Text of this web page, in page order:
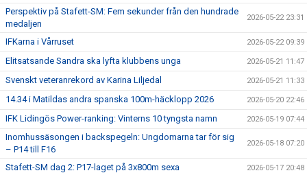
Perspektiv på Stafett-SM: Fem sekunder från den hundrade
medaljen
2026-05-22 23:31
IFKarna i Vårruset 2026-05-22 09:39
Elitsatsande Sandra ska lyfta klubbens unga 2026-05-21 11:47
Svenskt veteranrekord av Karina Liljedal 2026-05-21 11:33
14.34 i Matildas andra spanska 100m-häcklopp 2026 2026-05-20 22:46
IFK Lidingös Power-ranking: Vinterns 10 tyngsta namn 2026-05-19 07:44
Inomhussäsongen i backspegeln: Ungdomarna tar för sig
– P14 till F16
2026-05-18 07:20
Stafett-SM dag 2: P17-laget på 3x800m sexa 2026-05-17 20:48